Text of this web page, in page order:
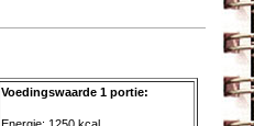
Voedingswaarde 1 portie: